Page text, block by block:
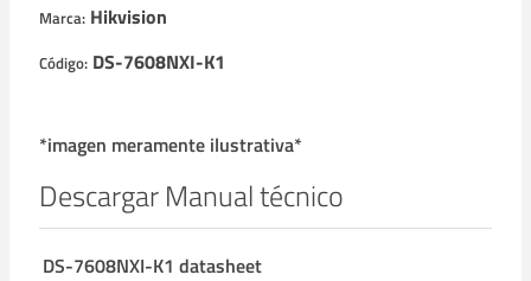
Marca: Hikvision
Código: DS-7608NXI-K1
*imagen meramente ilustrativa*
Descargar Manual técnico
DS-7608NXI-K1 datasheet